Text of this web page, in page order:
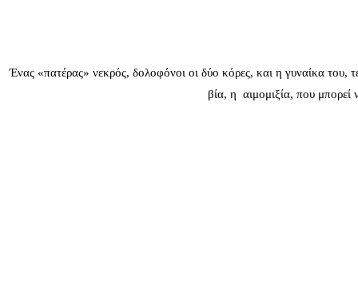
Ένας «πατέρας» νεκρός, δολοφόνοι οι δύο κόρες, και η γυναίκα του,
βία, η αιμομιξία, που